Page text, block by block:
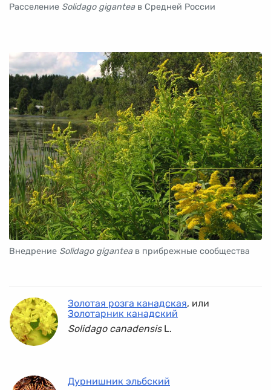
Расселение Solidago giganteaв Средней России
Внедрение Solidago giganteaв прибрежные сообщества
Золотая розга канадская, или
Золотарник канадский
Solidago сanadensisL.
Дурнишник эльбский